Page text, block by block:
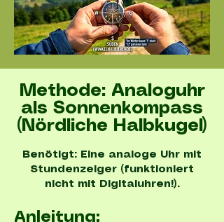
Methode: Analoguhr
als Sonnenkompass
(Nördliche Halbkugel)
Benötigt: Eine analoge Uhr mit
Stundenzeiger (funktioniert
nicht mit Digitaluhren!).
Anleitung: